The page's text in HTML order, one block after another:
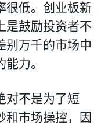
很低。创业板新
是鼓励投资者不
别万千的市场中
力。
对不是为了短
和市场操控，因